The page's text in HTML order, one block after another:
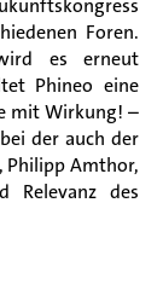
Foren.
es erneut
Phineo eine
mit Wirkung! –
der auch der
Philipp Amthor,
des